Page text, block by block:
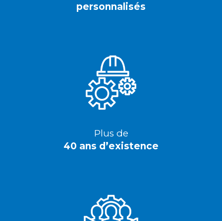
personnalisés
Plus de
40 ans d’existence